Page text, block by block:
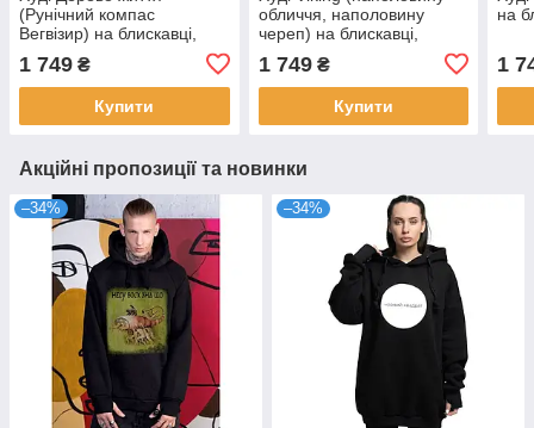
(Рунічний компас
Вегвізир) на блискавці,
1 749 ₴
Купити
обличчя, наполовину
череп) на блискавці,
1 749₴
Купити
на
1
Акційні пропозиції та новинки
–34% –34%